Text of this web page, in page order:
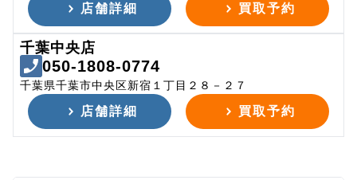
店舗詳細 買取予約
千葉中央店
050-1808-0774
千葉県千葉市中央区新宿１丁目２８－２７
店舗詳細 買取予約